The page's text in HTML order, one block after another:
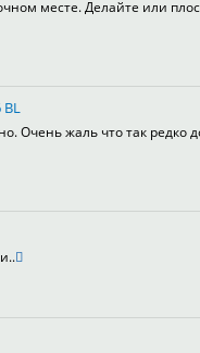
месте. Делайте или
BL
Очень жаль что так редко